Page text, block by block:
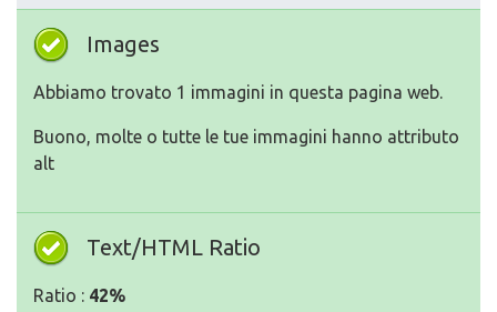
Images
Abbiamo trovato 1 immagini in questa pagina web.
Buono, molte o tutte le tue immagini hanno attributo
alt
Text/HTML Ratio
Ratio : 42%